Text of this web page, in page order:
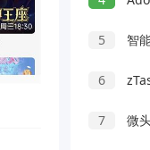
5 智能
6
7 微头